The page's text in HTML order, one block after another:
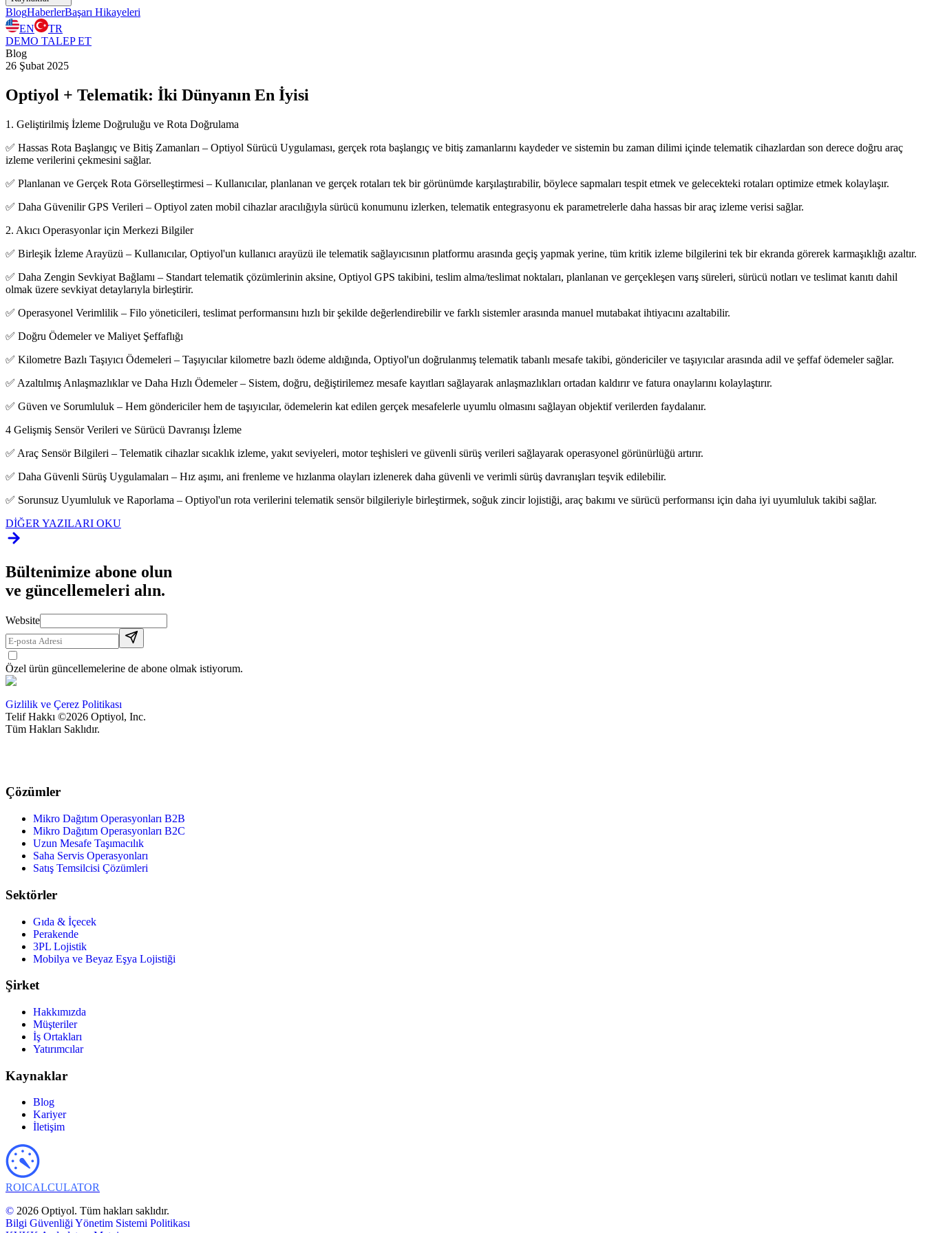
BlogHaberlerBaşarı Hikayeleri
EN
TR
DEMO TALEP ET
Blog
26 Şubat 2025
Optiyol + Telematik: İki Dünyanın En İyisi
1. Geliştirilmiş İzleme Doğruluğu ve Rota Doğrulama
✅ Hassas Rota Başlangıç ​​ve Bitiş Zamanları – Optiyol Sürücü Uygulaması, gerçek rota başlangıç ​​ve bitiş zamanlarını kaydeder ve sistemin bu zaman dilimi içinde telematik cihazlardan son derece doğru araç
izleme verilerini çekmesini sağlar.
✅ Planlanan ve Gerçek Rota Görselleştirmesi – Kullanıcılar, planlanan ve gerçek rotaları tek bir görünümde karşılaştırabilir, böylece sapmaları tespit etmek ve gelecekteki rotaları optimize etmek kolaylaşır.
✅ Daha Güvenilir GPS Verileri – Optiyol zaten mobil cihazlar aracılığıyla sürücü konumunu izlerken, telematik entegrasyonu ek parametrelerle daha hassas bir araç izleme verisi sağlar.
2. Akıcı Operasyonlar için Merkezi Bilgiler
✅ Birleşik İzleme Arayüzü – Kullanıcılar, Optiyol'un kullanıcı arayüzü ile telematik sağlayıcısının platformu arasında geçiş yapmak yerine, tüm kritik izleme bilgilerini tek bir ekranda görerek karmaşıklığı azaltır.
✅ Daha Zengin Sevkiyat Bağlamı – Standart telematik çözümlerinin aksine, Optiyol GPS takibini, teslim alma/teslimat noktaları, planlanan ve gerçekleşen varış süreleri, sürücü notları ve teslimat kanıtı dahil
olmak üzere sevkiyat detaylarıyla birleştirir.
✅ Operasyonel Verimlilik – Filo yöneticileri, teslimat performansını hızlı bir şekilde değerlendirebilir ve farklı sistemler arasında manuel mutabakat ihtiyacını azaltabilir.
✅ Doğru Ödemeler ve Maliyet Şeffaflığı
✅ Kilometre Bazlı Taşıyıcı Ödemeleri – Taşıyıcılar kilometre bazlı ödeme aldığında, Optiyol'un doğrulanmış telematik tabanlı mesafe takibi, göndericiler ve taşıyıcılar arasında adil ve şeffaf ödemeler sağlar.
✅ Azaltılmış Anlaşmazlıklar ve Daha Hızlı Ödemeler – Sistem, doğru, değiştirilemez mesafe kayıtları sağlayarak anlaşmazlıkları ortadan kaldırır ve fatura onaylarını kolaylaştırır.
✅ Güven ve Sorumluluk – Hem göndericiler hem de taşıyıcılar, ödemelerin kat edilen gerçek mesafelerle uyumlu olmasını sağlayan objektif verilerden faydalanır.
4 Gelişmiş Sensör Verileri ve Sürücü Davranışı İzleme
✅ Araç Sensör Bilgileri – Telematik cihazlar sıcaklık izleme, yakıt seviyeleri, motor teşhisleri ve güvenli sürüş verileri sağlayarak operasyonel görünürlüğü artırır.
✅ Daha Güvenli Sürüş Uygulamaları – Hız aşımı, ani frenleme ve hızlanma olayları izlenerek daha güvenli ve verimli sürüş davranışları teşvik edilebilir.
✅ Sorunsuz Uyumluluk ve Raporlama – Optiyol'un rota verilerini telematik sensör bilgileriyle birleştirmek, soğuk zincir lojistiği, araç bakımı ve sürücü performansı için daha iyi uyumluluk takibi sağlar.
DİĞER YAZILARI OKU
Bültenimize abone olun
ve güncellemeleri alın.
Website
Özel ürün güncellemelerine de abone olmak istiyorum.
Gizlilik ve Çerez Politikası
Telif Hakkı ©2026 Optiyol, Inc.
Tüm Hakları Saklıdır.
Çözümler
Mikro Dağıtım Operasyonları B2B
Mikro Dağıtım Operasyonları B2C
Uzun Mesafe Taşımacılık
Saha Servis Operasyonları
Satış Temsilcisi Çözümleri
Sektörler
Gıda & İçecek
Perakende
3PL Lojistik
Mobilya ve Beyaz Eşya Lojistiği
Şirket
Hakkımızda
Müşteriler
İş Ortakları
Yatırımcılar
Kaynaklar
Blog
Kariyer
İletişim
ROICALCULATOR
© 2026 Optiyol. Tüm hakları saklıdır.
Bilgi Güvenliği Yönetim Sistemi Politikası